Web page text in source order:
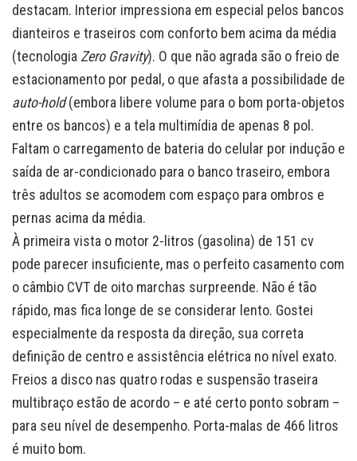
destacam. Interior impressiona em especial pelos bancos
dianteiros e traseiros com conforto bem acima da média
(tecnologia Zero Gravity). O que não agrada são o freio de
estacionamento por pedal, o que afasta a possibilidade de
auto-hold(embora libere volume para o bom porta-objetos
entre os bancos) e a tela multimídia de apenas 8 pol.
Faltam o carregamento de bateria do celular por indução e
saída de ar-condicionado para o banco traseiro, embora
três adultos se acomodem com espaço para ombros e
pernas acima da média.
À primeira vista o motor 2-litros (gasolina) de 151 cv
pode parecer insuficiente, mas o perfeito casamento com
o câmbio CVT de oito marchas surpreende. Não é tão
rápido, mas fica longe de se considerar lento. Gostei
especialmente da resposta da direção, sua correta
definição de centro e assistência elétrica no nível exato.
Freios a disco nas quatro rodas e suspensão traseira
multibraço estão de acordo – e até certo ponto sobram –
para seu nível de desempenho. Porta-malas de 466 litros
é muito bom.